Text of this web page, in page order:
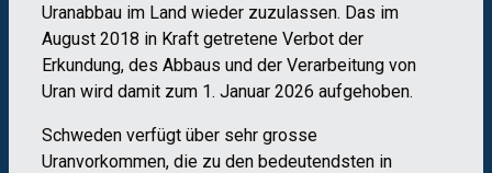
Uranabbau im Land wieder zuzulassen. Das im
August 2018 in Kraft getretene Verbot der
Erkundung, des Abbaus und der Verarbeitung von
Uran wird damit zum 1. Januar 2026 aufgehoben.
Schweden verfügt über sehr grosse
Uranvorkommen, die zu den bedeutendsten in